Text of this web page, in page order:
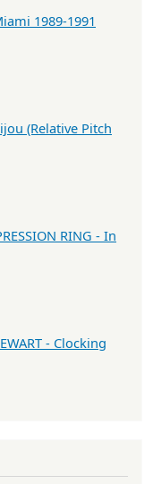
1989-1991
(Relative Pitch
RING - In
- Clocking